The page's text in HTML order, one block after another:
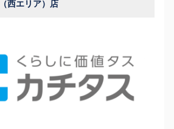
西エリア）店